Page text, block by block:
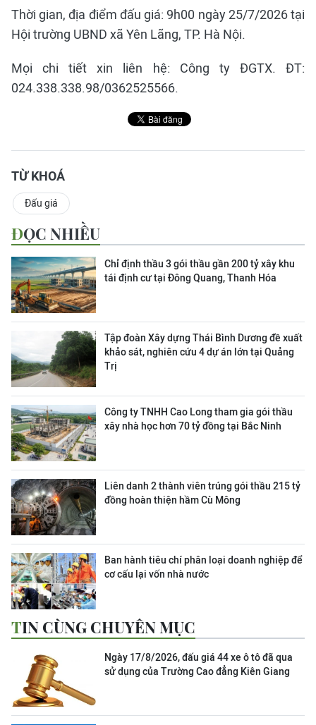
Thời gian, địa điểm đấu giá: 9h00 ngày 25/7/2026 tại
Hội trường UBND xã Yên Lãng, TP. Hà Nội.
Mọi chi tiết xin liên hệ: Công ty ĐGTX. ĐT:
024.338.338.98/0362525566.
TỪ KHOÁ
Đấu giá
ĐỌC NHIỀU
Chỉ định thầu 3 gói thầu gần 200 tỷ xây khu
tái định cư tại Đông Quang, Thanh Hóa
Tập đoàn Xây dựng Thái Bình Dương đề xuất
khảo sát, nghiên cứu 4 dự án lớn tại Quảng
Trị
Công ty TNHH Cao Long tham gia gói thầu
xây nhà học hơn 70 tỷ đồng tại Bắc Ninh
Liên danh 2 thành viên trúng gói thầu 215 tỷ
đồng hoàn thiện hầm Cù Mông
Ban hành tiêu chí phân loại doanh nghiệp để
cơ cấu lại vốn nhà nước
TIN CÙNG CHUYÊN MỤC
Ngày 17/8/2026, đấu giá 44 xe ô tô đã qua
sử dụng của Trường Cao đẳng Kiên Giang